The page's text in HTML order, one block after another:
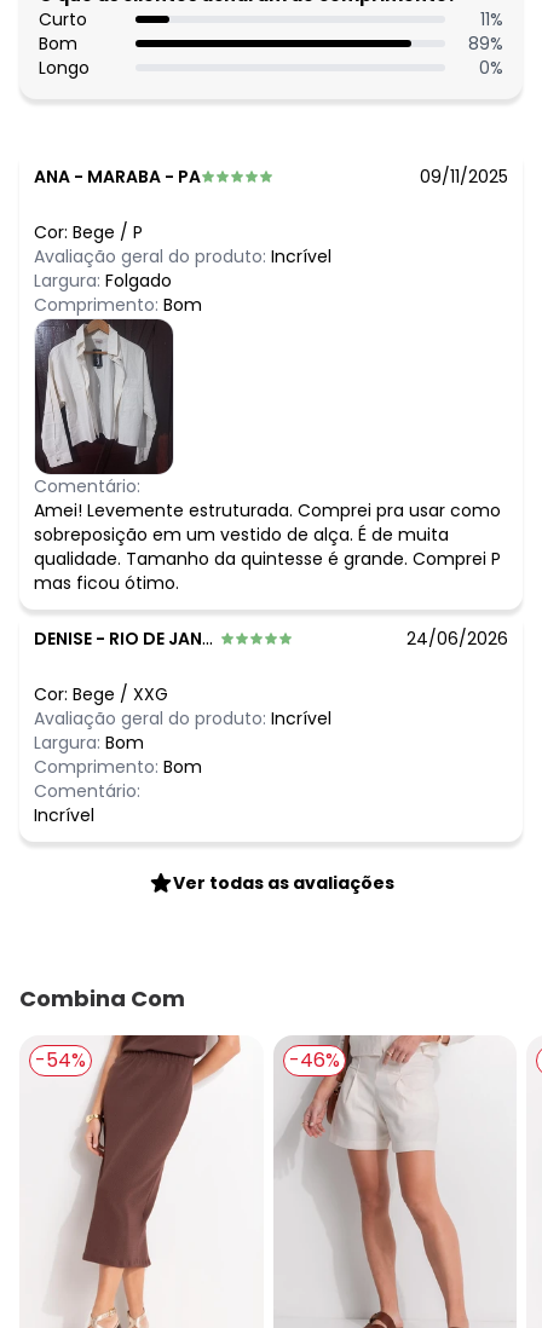
Curto
11%
Bom
89%
Longo
0%
ANA - MARABA - PA 09/11/2025
Cor: Bege / P
Avaliação geral do produto: Incrível
Largura: Folgado
Comprimento: Bom
Comentário:
Amei! Levemente estruturada. Comprei pra usar como
sobreposição em um vestido de alça. É de muita
qualidade. Tamanho da quintesse é grande. Comprei P
mas ficou ótimo.
DENISE - RIO DE JANEIRO - RJ 24/06/2026
Cor: Bege / XXG
Avaliação geral do produto: Incrível
Largura: Bom
Comprimento: Bom
Comentário:
Incrível
Ver todas as avaliações
Combina Com
-54% -46%